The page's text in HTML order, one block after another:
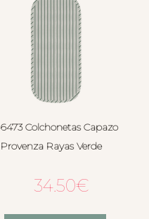
6473 Colchonetas Capazo
Provenza Rayas Verde
34.50€